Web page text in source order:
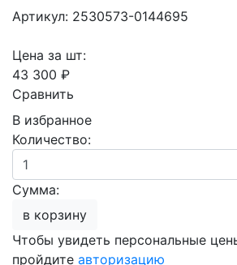
Артикул: 2530573-0144695
Цена за шт:
43 300 ₽
Сравнить
В избранное
Количество:
Сумма:
в корзину
Чтобы увидеть персональные
пройдите авторизацию